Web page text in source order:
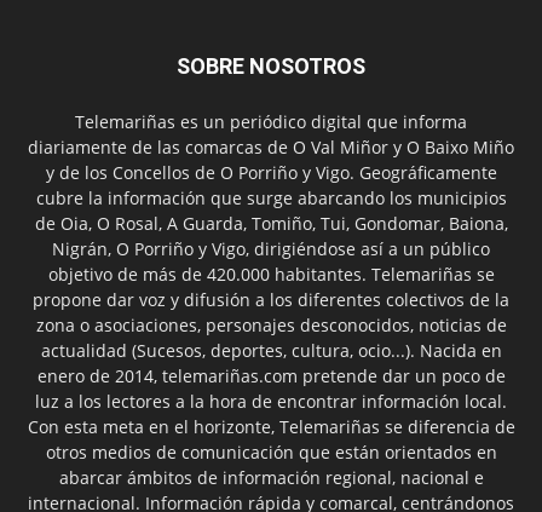
SOBRE NOSOTROS
Telemariñas es un periódico digital que informa
diariamente de las comarcas de O Val Miñor y O Baixo Miño
y de los Concellos de O Porriño y Vigo. Geográficamente
cubre la información que surge abarcando los municipios
de Oia, O Rosal, A Guarda, Tomiño, Tui, Gondomar, Baiona,
Nigrán, O Porriño y Vigo, dirigiéndose así a un público
objetivo de más de 420.000 habitantes. Telemariñas se
propone dar voz y difusión a los diferentes colectivos de la
zona o asociaciones, personajes desconocidos, noticias de
actualidad (Sucesos, deportes, cultura, ocio...). Nacida en
enero de 2014, telemariñas.com pretende dar un poco de
luz a los lectores a la hora de encontrar información local.
Con esta meta en el horizonte, Telemariñas se diferencia de
otros medios de comunicación que están orientados en
abarcar ámbitos de información regional, nacional e
internacional. Información rápida y comarcal, centrándonos